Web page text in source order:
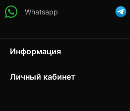
Whatsapp
Информация
Личный кабинет